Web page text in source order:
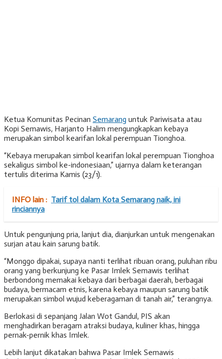
Ketua Komunitas Pecinan Semarang untuk Pariwisata atau
Kopi Semawis, Harjanto Halim mengungkapkan kebaya
merupakan simbol kearifan lokal perempuan Tionghoa.
“Kebaya merupakan simbol kearifan lokal perempuan Tionghoa
sekaligus simbol ke-indonesiaan,” ujarnya dalam keterangan
tertulis diterima Kamis (23/1).
INFO lain : Tarif tol dalam Kota Semarang naik, ini
rinciannya
Untuk pengunjung pria, lanjut dia, dianjurkan untuk mengenakan
surjan atau kain sarung batik.
“Monggo dipakai, supaya nanti terlihat ribuan orang, puluhan ribu
orang yang berkunjung ke Pasar Imlek Semawis terlihat
berbondong memakai kebaya dari berbagai daerah, berbagai
budaya, bermacam etnis, karena kebaya maupun sarung batik
merupakan simbol wujud keberagaman di tanah air,” terangnya.
Berlokasi di sepanjang Jalan Wot Gandul, PIS akan
menghadirkan beragam atraksi budaya, kuliner khas, hingga
pernak-pernik khas Imlek.
Lebih lanjut dikatakan bahwa Pasar Imlek Semawis